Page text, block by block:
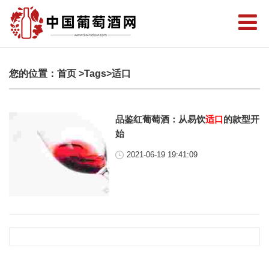
您的位置： 首页 >Tags>适口
品鉴红葡萄酒：从易饮适口的款型开
始
2021-06-19 19:41:09